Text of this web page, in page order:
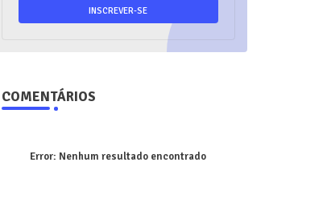
COMENTÁRIOS
Error: Nenhum resultado encontrado